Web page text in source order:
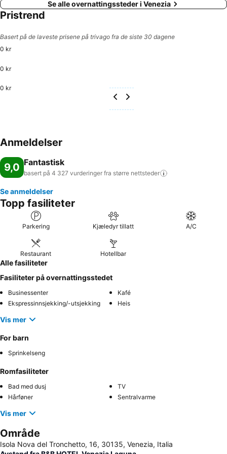
Se alle overnattingssteder i Venezia
Pristrend
Basert på de laveste prisene på trivago fra de siste 30 dagene
0 kr
0 kr
0 kr
Anmeldelser
9,0 Fantastisk
basert på 4 327 vurderinger fra større nettsteder
Se anmeldelser
Topp fasiliteter
Parkering Kjæledyr tillatt A/C
Restaurant Hotellbar
Alle fasiliteter
Fasiliteter på overnattingsstedet
Businessenter
Kafé
Ekspressinnsjekking/-utsjekking
Heis
Vis mer
For barn
Sprinkelseng
Romfasiliteter
Bad med dusj
TV
Hårføner
Sentralvarme
Vis mer
Område
Isola Nova del Tronchetto, 16, 30135, Venezia, Italia